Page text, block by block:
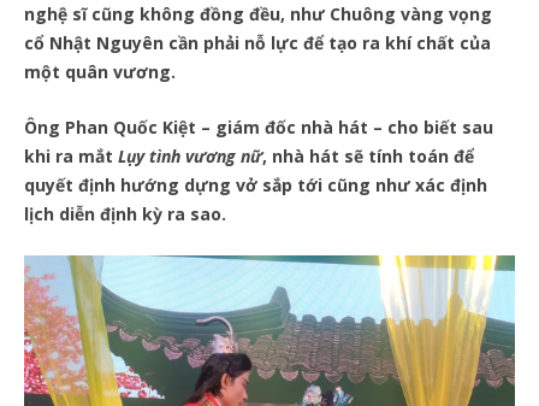
nghệ sĩ cũng không đồng đều, như Chuông vàng vọng
cổ Nhật Nguyên cần phải nỗ lực để tạo ra khí chất của
một quân vương.
Ông Phan Quốc Kiệt – giám đốc nhà hát – cho biết sau
khi ra mắt Lụy tình vương nữ, nhà hát sẽ tính toán để
quyết định hướng dựng vở sắp tới cũng như xác định
lịch diễn định kỳ ra sao.